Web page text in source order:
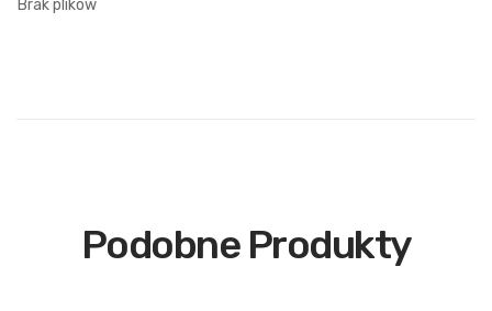
Brak plików
Podobne Produkty